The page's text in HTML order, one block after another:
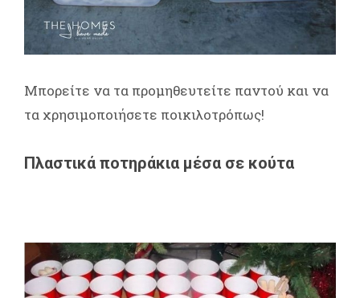
Μπορείτε να τα προμηθευτείτε παντού και να
τα χρησιμοποιήσετε ποικιλοτρόπως!
Πλαστικά ποτηράκια μέσα σε κούτα